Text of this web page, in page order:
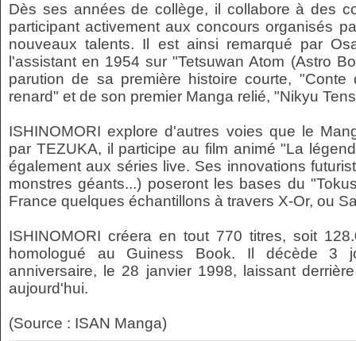
Dès ses années de collège, il collabore à des
participant activement aux concours organisés
nouveaux talents. Il est ainsi remarqué par
l'assistant en 1954 sur "Tetsuwan Atom (Astro
parution de sa première histoire courte,
renard" et de son premier Manga relié, "Nikyu
ISHINOMORI explore d'autres voies que le
par TEZUKA, il participe au film animé "La
également aux séries live. Ses innovations
monstres géants...) poseront les bases du
France quelques échantillons à travers X-Or, ou
ISHINOMORI créera en tout 770 titres, soit
homologué au Guiness Book. Il décède 3
anniversaire, le 28 janvier 1998, laissant
aujourd'hui.
(Source : ISAN Manga)